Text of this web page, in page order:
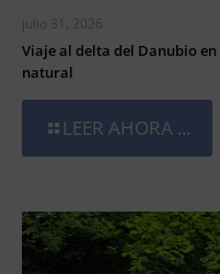
julio 31, 2026
Viaje al delta del Danubio
natural
LEER AHORA ...